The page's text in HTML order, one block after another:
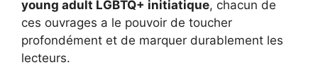
young adult LGBTQ+ initiatique, chacun de
ces ouvrages a le pouvoir de toucher
profondément et de marquer durablement les
lecteurs.